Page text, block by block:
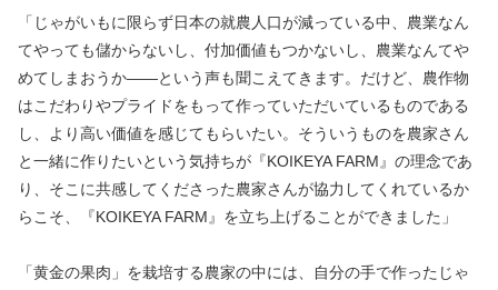
「じゃがいもに限らず日本の就農人口が減っている中、農業なん
てやっても儲からないし、付加価値もつかないし、農業なんてや
めてしまおうか――という声も聞こえてきます。だけど、農作物
はこだわりやプライドをもって作っていただいているものである
し、より高い価値を感じてもらいたい。そういうものを農家さん
と一緒に作りたいという気持ちが『KOIKEYA FARM』の理念であ
り、そこに共感してくださった農家さんが協力してくれているか
らこそ、『KOIKEYA FARM』を立ち上げることができました」
「黄金の果肉」を栽培する農家の中には、自分の手で作ったじゃ